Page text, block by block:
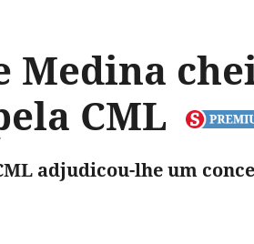
Medina
CML
adjudicou-lhe um